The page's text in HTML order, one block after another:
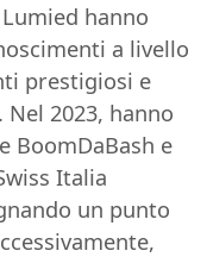
hanno
a livello
prestigiosi e
2023, hanno
BoomDaBash e
Italia
un punto